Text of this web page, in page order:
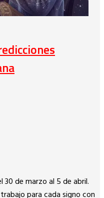
30 de marzo al 5 de abril.
para cada signo con